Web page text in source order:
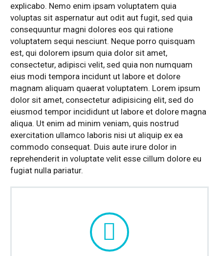
explicabo. Nemo enim ipsam voluptatem quia
voluptas sit aspernatur aut odit aut fugit, sed quia
consequuntur magni dolores eos qui ratione
voluptatem sequi nesciunt. Neque porro quisquam
est, qui dolorem ipsum quia dolor sit amet,
consectetur, adipisci velit, sed quia non numquam
eius modi tempora incidunt ut labore et dolore
magnam aliquam quaerat voluptatem. Lorem ipsum
dolor sit amet, consectetur adipisicing elit, sed do
eiusmod tempor incididunt ut labore et dolore magna
aliqua. Ut enim ad minim veniam, quis nostrud
exercitation ullamco laboris nisi ut aliquip ex ea
commodo consequat. Duis aute irure dolor in
reprehenderit in voluptate velit esse cillum dolore eu
fugiat nulla pariatur.

